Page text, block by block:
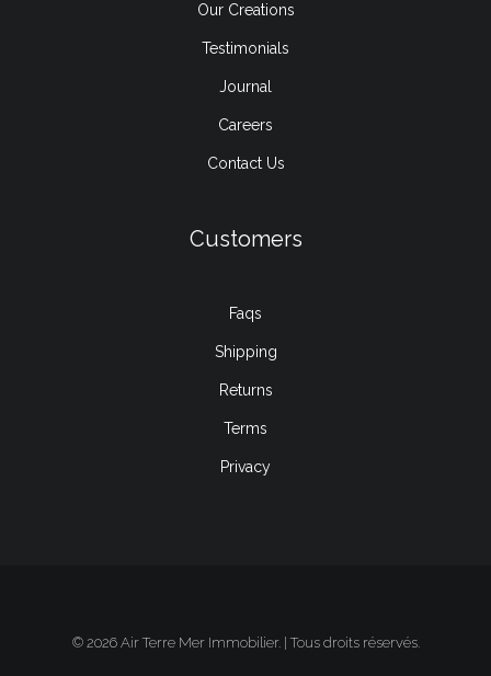
Our Creations
Testimonials
Journal
Careers
Contact Us
Customers
Faqs
Shipping
Returns
Terms
Privacy
© 2026 Air Terre Mer Immobilier. | Tous droits réservés.